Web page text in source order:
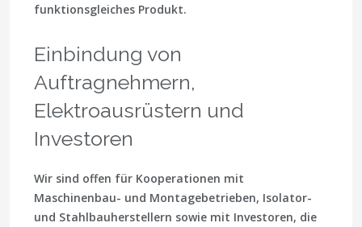
funktionsgleiches Produkt.
Einbindung von
Auftragnehmern,
Elektroausrüstern und
Investoren
Wir sind offen für Kooperationen mit
Maschinenbau- und Montagebetrieben, Isolator-
und Stahlbauherstellern sowie mit Investoren, die